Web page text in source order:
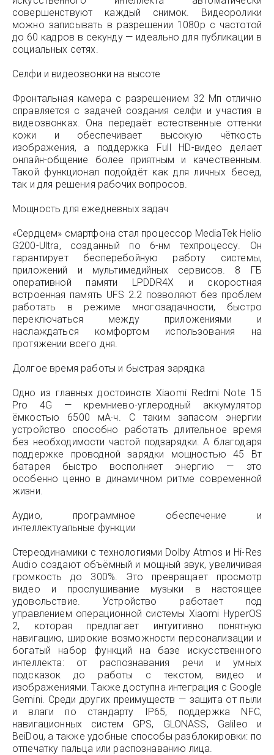
совершенствуют каждый снимок. Видеоролики
можно записывать в разрешении 1080p с частотой
до 60 кадров в секунду — идеально для публикации в
социальных сетях.
Селфи и видеозвонки на высоте
Фронтальная камера с разрешением 32 Мп отлично
справляется с задачей создания селфи и участия в
видеозвонках. Она передаёт естественные оттенки
кожи и обеспечивает высокую чёткость
изображения, а поддержка Full HD-видео делает
онлайн-общение более приятным и качественным.
Такой функционал подойдёт как для личных бесед,
так и для решения рабочих вопросов.
Мощность для ежедневных задач
«Сердцем» смартфона стал процессор MediaTek Helio
G200-Ultra, созданный по 6-нм техпроцессу. Он
гарантирует бесперебойную работу системы,
приложений и мультимедийных сервисов. 8 ГБ
оперативной памяти LPDDR4X и скоростная
встроенная память UFS 2.2 позволяют без проблем
работать в режиме многозадачности, быстро
переключаться между приложениями и
наслаждаться комфортом использования на
протяжении всего дня.
Долгое время работы и быстрая зарядка
Одно из главных достоинств Xiaomi Redmi Note 15
Pro 4G — кремниево-углеродный аккумулятор
ёмкостью 6500 мА·ч. С таким запасом энергии
устройство способно работать длительное время
без необходимости частой подзарядки. А благодаря
поддержке проводной зарядки мощностью 45 Вт
батарея быстро восполняет энергию — это
особенно ценно в динамичном ритме современной
жизни.
Аудио, программное обеспечение и
интеллектуальные функции
Стереодинамики с технологиями Dolby Atmos и Hi-Res
Audio создают объёмный и мощный звук, увеличивая
громкость до 300%. Это превращает просмотр
видео и прослушивание музыки в настоящее
удовольствие. Устройство работает под
управлением операционной системы Xiaomi HyperOS
2, которая предлагает интуитивно понятную
навигацию, широкие возможности персонализации и
богатый набор функций на базе искусственного
интеллекта: от распознавания речи и умных
подсказок до работы с текстом, видео и
изображениями. Также доступна интеграция с Google
Gemini. Среди других преимуществ — защита от пыли
и влаги по стандарту IP65, поддержка NFC,
навигационных систем GPS, GLONASS, Galileo и
BeiDou, а также удобные способы разблокировки: по
отпечатку пальца или распознаванию лица.